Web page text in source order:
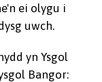
ei olygu i
uwch.
yn Ysgol
Bangor: